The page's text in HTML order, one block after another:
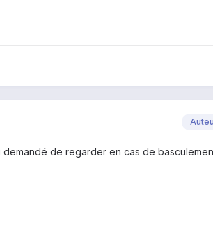
de regarder en cas de